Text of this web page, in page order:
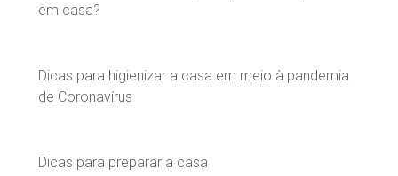
em casa?
Dicas para higienizar a casa em meio à pandemia
de Coronavírus
Dicas para preparar a casa